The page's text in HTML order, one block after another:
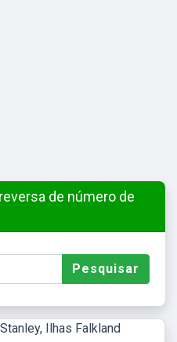
de número de
Pesquisar